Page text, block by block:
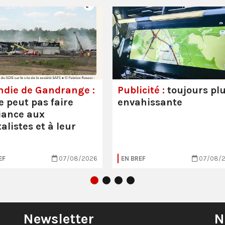
de Gandrange :
peut pas faire
aux
et à leur
07/08/2026
Publicité : toujours
envahissante
EN BREF 07/08/
Newsletter